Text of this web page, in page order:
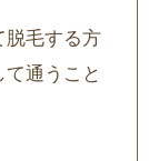
脱毛する方
通うこと